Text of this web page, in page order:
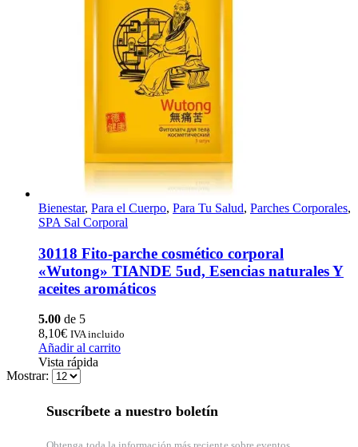
Bienestar, Para el Cuerpo, Para Tu Salud, Parches Corporales,
SPA Sal Corporal
30118 Fito-parche cosmético corporal
«Wutong» TIANDE 5ud, Esencias naturales Y
aceites aromáticos
5.00 de 5
8,10€ IVA incluido
Añadir al carrito
Vista rápida
Mostrar:
Suscríbete a nuestro boletín